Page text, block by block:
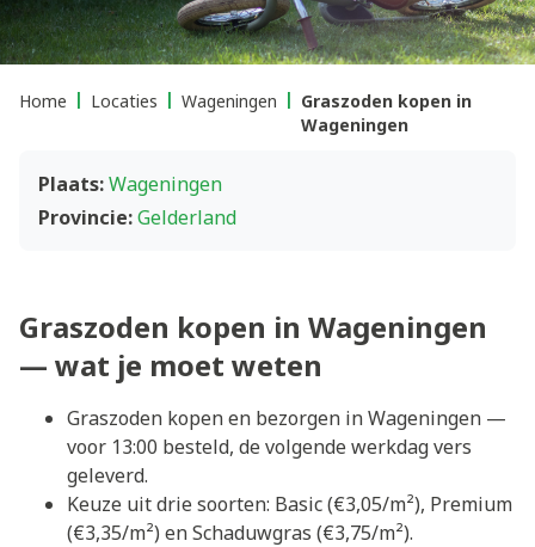
Home Locaties Wageningen
Graszoden kopen in
Wageningen
Plaats:Wageningen
Provincie:Gelderland
Graszoden kopen in Wageningen
— wat je moet weten
Graszoden kopen en bezorgen in Wageningen —
voor 13:00 besteld, de volgende werkdag vers
geleverd.
Keuze uit drie soorten: Basic (€3,05/m²), Premium
(€3,35/m²) en Schaduwgras (€3,75/m²).